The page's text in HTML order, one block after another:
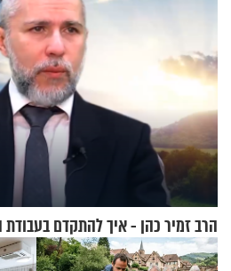
הרב זמיר כהן - איך להתקדם בעבודת